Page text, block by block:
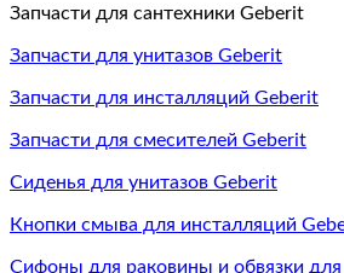
Запчасти для сантехники Geberit
Запчасти для унитазов Geberit
Запчасти для инсталляций Geberit
Запчасти для смесителей Geberit
Сиденья для унитазов Geberit
Кнопки смыва для инсталляций
Сифоны для раковины и обвязки